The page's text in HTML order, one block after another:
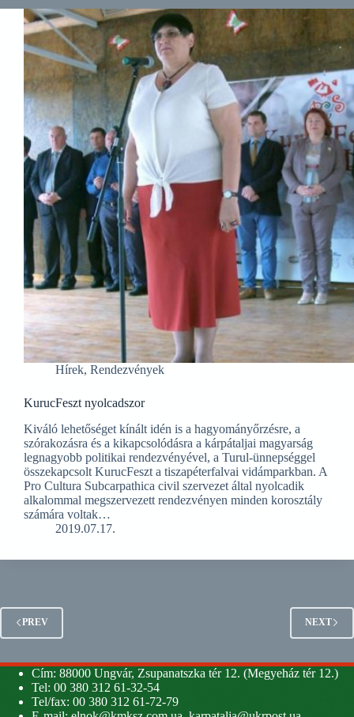
Hírek, Rendezvények
KurucFeszt nyolcadszor
Kiváló lehetőséget kínált idén is a hagyományőrzésre, a
szórakozásra és a kikapcsolódásra a kárpátaljai magyarság
legnagyobb politikai rendezvényével, a Turul-ünnepséggel
összekapcsolt KurucFeszt a tiszapéterfalvai vidámparkban. A
Pro Cultura Subcarpathica civil szervezet által nyolcadik
alkalommal megszervezett rendezvényen minden korosztály
számára voltak…
2019.07.17.
PREV NEXT
Cím: 88000 Ungvár, Zsupanatszka tér 12. (Megyeház tér 12.)
Tel: 00 380 312 61-32-54
Tel/fax: 00 380 312 61-72-79